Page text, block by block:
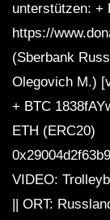
unterstützen: +
https://
(Sberbank
Olegovich M.)
+ BTC
ETH (ERC20)
VIDEO:
|| ORT: